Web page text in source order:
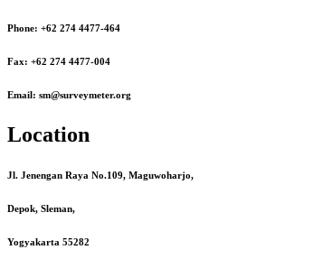
Phone: +62 274 4477-464
Fax: +62 274 4477-004
Email: sm@surveymeter.org
Location
Jl. Jenengan Raya No.109, Maguwoharjo,
Depok, Sleman,
Yogyakarta 55282